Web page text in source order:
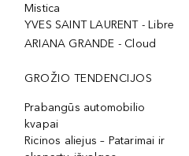
Mistica
YVES SAINT LAURENT - Libre
ARIANA GRANDE - Cloud
GROŽIO TENDENCIJOS
Prabangūs automobilio
kvapai
Ricinos aliejus – Patarimai ir